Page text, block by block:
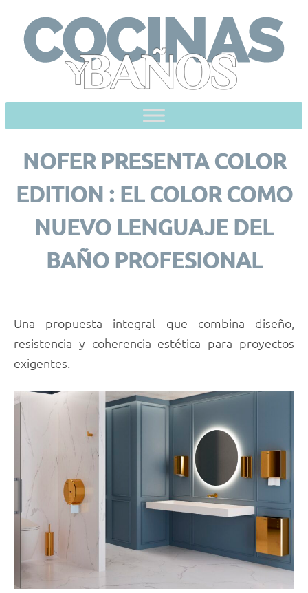
content
NOFER PRESENTA COLOR
EDITION : EL COLOR COMO
NUEVO LENGUAJE DEL
BAÑO PROFESIONAL
Una propuesta integral que combina diseño,
resistencia y coherencia estética para proyectos
exigentes.